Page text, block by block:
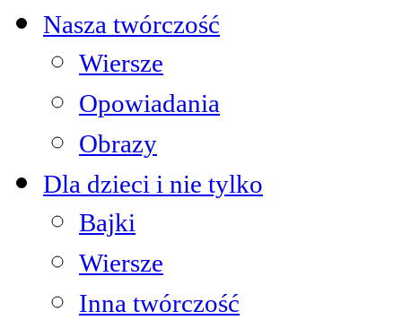
Nasza twórczość
Wiersze
Opowiadania
Obrazy
Dla dzieci i nie tylko
Bajki
Wiersze
Inna twórczość